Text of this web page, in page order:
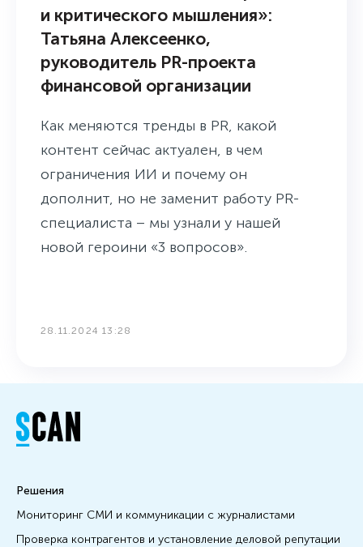
и критического мышления»:
Татьяна Алексеенко,
руководитель PR-проекта
финансовой организации
Как меняются тренды в PR, какой
контент сейчас актуален, в чем
ограничения ИИ и почему он
дополнит, но не заменит работу PR-
специалиста – мы узнали у нашей
новой героини «3 вопросов».
28.11.2024 13:28
Решения
Мониторинг СМИ и коммуникации с журналистами
Проверка контрагентов и установление деловой репутации